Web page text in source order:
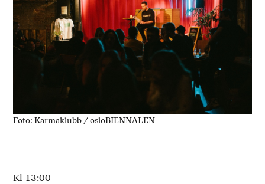
Foto: Karmaklubb / osloBIENNALEN
Kl 13:00